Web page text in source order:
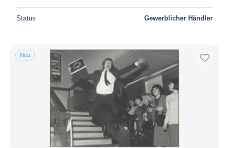
Status Gewerblicher Händler
Neu